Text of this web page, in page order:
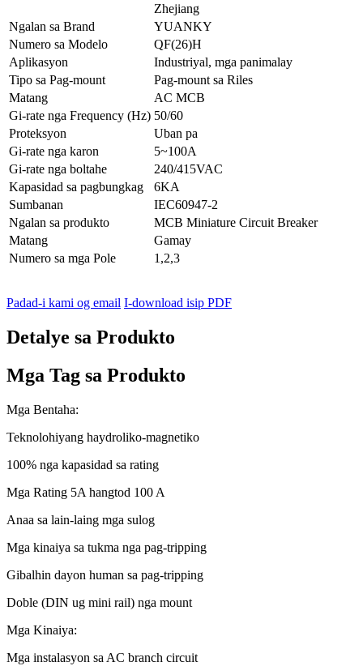
Zhejiang
Ngalan sa Brand
YUANKY
Numero sa Modelo
QF(26)H
Aplikasyon
Industriyal, mga panimalay
Tipo sa Pag-mount
Pag-mount sa Riles
Matang
AC MCB
Gi-rate nga Frequency (Hz) 50/60
Proteksyon
Uban pa
Gi-rate nga karon
5~100A
Gi-rate nga boltahe
240/415VAC
Kapasidad sa pagbungkag
6KA
Sumbanan
IEC60947-2
Ngalan sa produkto
MCB Miniature Circuit Breaker
Matang
Gamay
Numero sa mga Pole
1,2,3
Padad-i kami og email I-download isip PDF
Detalye sa Produkto
Mga Tag sa Produkto
Mga Bentaha:
Teknolohiyang haydroliko-magnetiko
100% nga kapasidad sa rating
Mga Rating 5A hangtod 100 A
Anaa sa lain-laing mga sulog
Mga kinaiya sa tukma nga pag-tripping
Gibalhin dayon human sa pag-tripping
Doble (DIN ug mini rail) nga mount
Mga Kinaiya:
Mga instalasyon sa AC branch circuit